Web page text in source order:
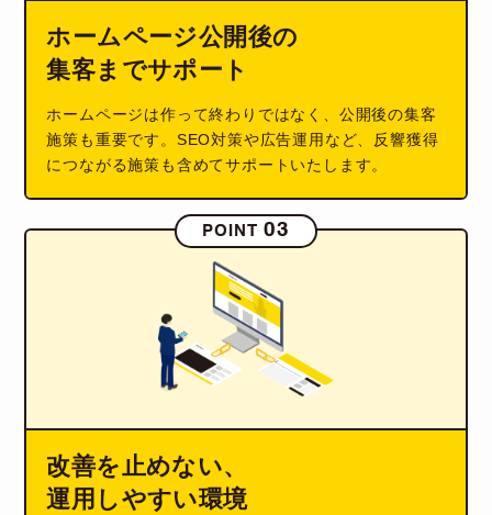
ホームページ公開後の
集客までサポート
ホームページは作って終わりではなく、公開後の集客
施策も重要です。SEO対策や広告運用など、反響獲得
につながる施策も含めてサポートいたします。
POINT03
改善を止めない、
運用しやすい環境